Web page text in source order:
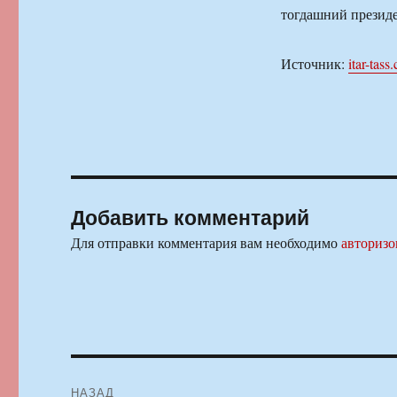
тогдашний
Источник: itar-
Добавить комментарий
Для отправки комментария вам необходимо
НАЗАД